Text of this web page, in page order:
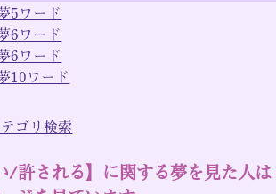
5ワード
6ワード
6ワード
10ワード
ゴリ検索
/許される】に関する夢を見た人は